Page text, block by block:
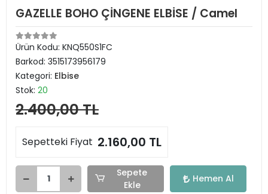
GAZELLE BOHO ÇİNGENE ELBİSE / Camel
Ürün Kodu: KNQ550S1FC
Barkod: 3515173956179
Kategori: Elbise
Stok: 20
2.400,00 TL
Sepetteki Fiyat 2.160,00 TL
Sepete
Ekle
Hemen Al